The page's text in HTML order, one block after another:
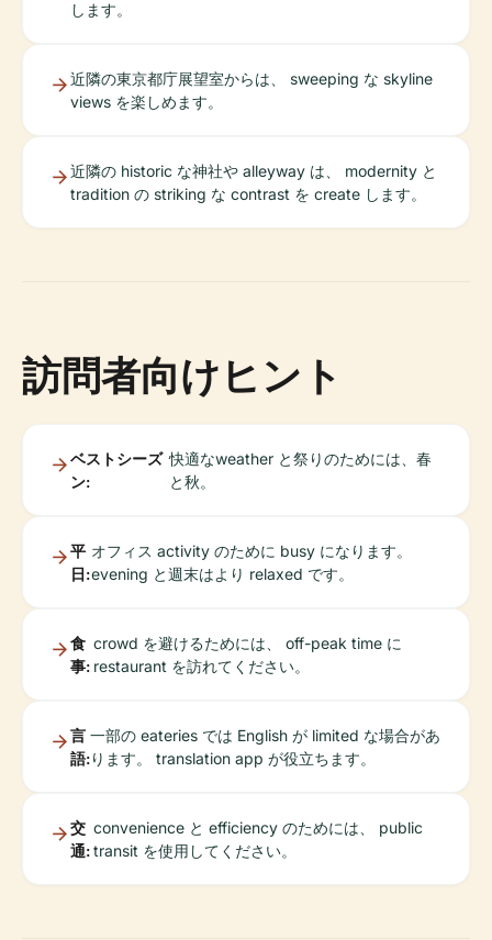
します。
近隣の東京都庁展望室からは、 sweeping な skyline
views を楽しめます。
近隣の historic な神社や alleyway は、 modernity と
tradition の striking な contrast を create します。
訪問者向けヒント
ベストシーズ
ン:
快適なweather と祭りのためには、春
と秋。
平
日:
オフィス activity のために busy になります。
evening と週末はより relaxed です。
食
事:
crowd を避けるためには、 off-peak time に
restaurant を訪れてください。
言
語:
一部の eateries では English が limited な場合があ
ります。 translation app が役立ちます。
交
通:
convenience と efficiency のためには、 public
transit を使用してください。